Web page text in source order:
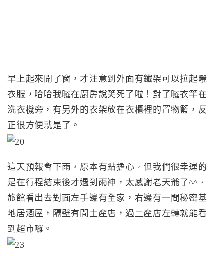
早上起來開了窗，才注意到外面有鐵架可以拉起曬
衣服，哈哈我曬在廚房說笑死了啦！對了曬衣竿在
洗衣機旁，有另外的衣架放在衣櫃裡的置物籃，反
正很方便就是了。
這天預報會下雨，原本有點擔心，但我們很幸運的
是在行程結束後才遇到雨神，太感謝老天爺了^^。
旅館看出去對面左手邊有全家，右邊有一間秘密基
地居酒屋，隔壁有間土產店，過土產店左轉就能看
到超市囉。